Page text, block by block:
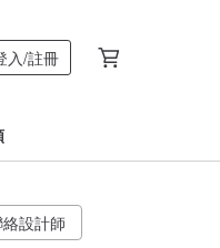
入/註冊
設計師